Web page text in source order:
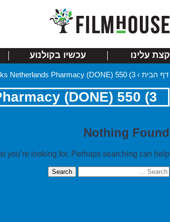
קצת עלינו עכשיו בקולנוע
דף הבית ›
3) 550 links Netherlands Pharmacy (DONE)
3) 550 links Netherlands Pharmacy (DONE)
Nothing Found
you’re looking for. Perhaps searching can help.
Search
for: